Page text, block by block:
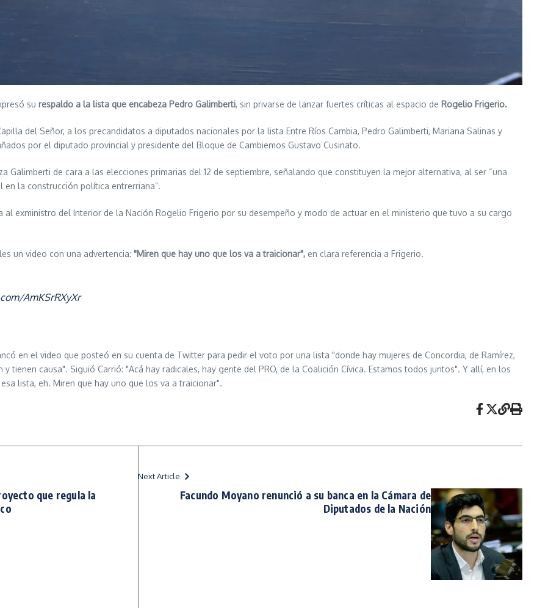
su respaldo a la lista que encabeza Pedro Galimberti, sin privarse de lanzar fuertes críticas al espacio de Rogelio Frigerio.
del Señor, a los precandidatos a diputados nacionales por la lista Entre Ríos Cambia, Pedro Galimberti, Mariana Salinas y
por el diputado provincial y presidente del Bloque de Cambiemos Gustavo Cusinato.
Galimberti de cara a las elecciones primarias del 12 de septiembre, señalando que constituyen la mejor alternativa, al ser “una
la construcción política entrerriana”.
exministro del Interior de la Nación Rogelio Frigerio por su desempeño y modo de actuar en el ministerio que tuvo a su cargo
un video con una advertencia: "Miren que hay uno que los va a traicionar", en clara referencia a Frigerio.
AmKSrRXyXr
en el video que posteó en su cuenta de Twitter para pedir el voto por una lista "donde hay mujeres de Concordia, de Ramírez,
tienen causa". Siguió Carrió: "Acá hay radicales, hay gente del PRO, de la Coalición Cívica. Estamos todos juntos". Y allí, en los
lista, eh. Miren que hay uno que los va a traicionar".
que regula la
Next Article
Facundo Moyano renunció a su banca en la Cámara de
Diputados de la Nación